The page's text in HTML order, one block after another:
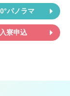
パノラマ
入寮申込